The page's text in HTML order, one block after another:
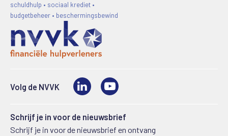
schuldhulp • sociaal krediet •
budgetbeheer • beschermingsbewind
Volg de NVVK LinkedIn
Schrijf je in voor de nieuwsbrief
Schrijf je in voor de nieuwsbrief en ontvang